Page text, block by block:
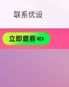
联系优设